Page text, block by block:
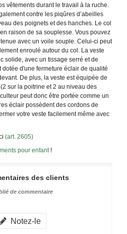
vêtements durant le travail à la ruche.
contre les piqûres d’abeilles
des poignets et des hanches. Le col
raison de sa souplesse. Vous pouvez
avec un voile souple. Celui-ci peut
enroulé autour du col. La veste
solide, avec un tissage serré et de
dotée d'une fermeture éclair de qualité
De plus, la veste est équipée de
sur la poitrine et 2 au niveau des
peut donc être portée comme un
éclair possèdent des cordons de
votre veste facilement même avec
(art. 2605)
pour enfant!
des clients
de commentaire
Notez-le